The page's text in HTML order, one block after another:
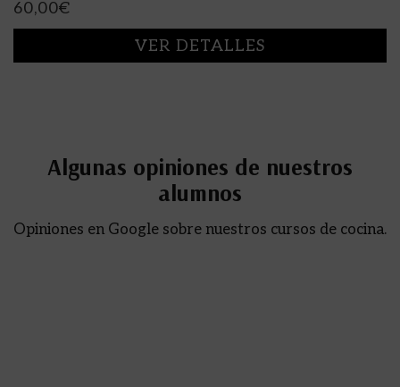
60,00€
VER DETALLES
Algunas opiniones de nuestros
alumnos
Opiniones en Google sobre nuestros cursos de cocina.